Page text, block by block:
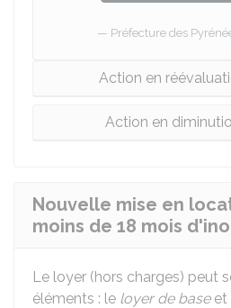
Préfecture des
Action en
Action en
Nouvelle mise en
moins de 18 mois
Le loyer (hors charges) peut
éléments : le loyer de baseet